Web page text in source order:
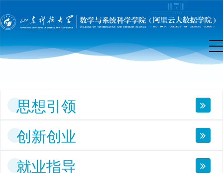
团
作
思想引领
创新创业
就业指导